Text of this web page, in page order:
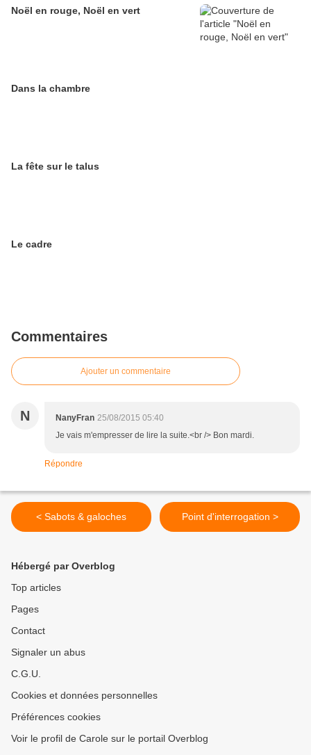
Noël en rouge, Noël en vert
Dans la chambre
La fête sur le talus
Le cadre
Commentaires
Ajouter un commentaire
N NanyFran 25/08/2015 05:40
Je vais m'empresser de lire la suite.<br /> Bon mardi.
Répondre
< Sabots & galoches Point d'interrogation >
Hébergé par Overblog
Top articles
Pages
Contact
Signaler un abus
C.G.U.
Cookies et données personnelles
Préférences cookies
Voir le profil de Carole sur le portail Overblog